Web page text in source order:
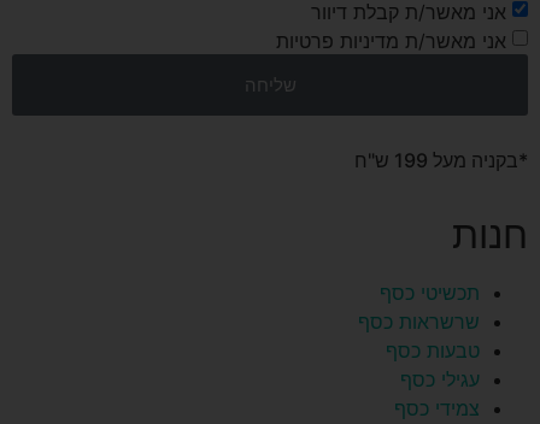
חנות
תכשיטי כסף
שרשראות כסף
טבעות כסף
עגילי כסף
צמידי כסף
אני מאשר/ת קבלת דיוור
אני מאשר/ת מדיניות פרטיות
שליחה
*בקניה מעל 199 ש"ח